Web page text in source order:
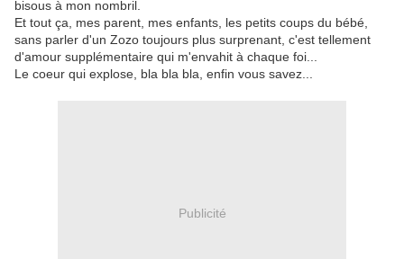
bisous à mon nombril.
Et tout ça, mes parent, mes enfants, les petits coups du bébé,
sans parler d'un Zozo toujours plus surprenant, c'est tellement
d'amour supplémentaire qui m'envahit à chaque foi...
Le coeur qui explose, bla bla bla, enfin vous savez...
Publicité